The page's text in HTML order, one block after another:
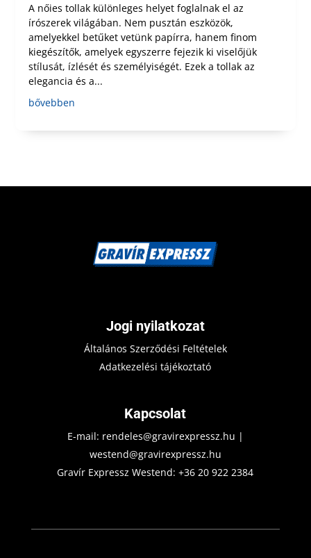
A nőies tollak különleges helyet foglalnak el az
írószerek világában. Nem pusztán eszközök,
amelyekkel betűket vetünk papírra, hanem finom
kiegészítők, amelyek egyszerre fejezik ki viselőjük
stílusát, ízlését és személyiségét. Ezek a tollak az
elegancia és a...
bővebben
Jogi nyilatkozat
Általános Szerződési Feltételek
Adatkezelési tájékoztató
Kapcsolat
E-mail: rendeles@gravirexpressz.hu |
westend@gravirexpressz.hu
Gravír Expressz Westend:+36 20 922 2384